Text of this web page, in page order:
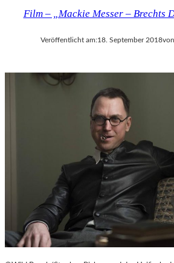
Film – „Mackie Messer – Brechts
Veröffentlicht am:18. September 2018von